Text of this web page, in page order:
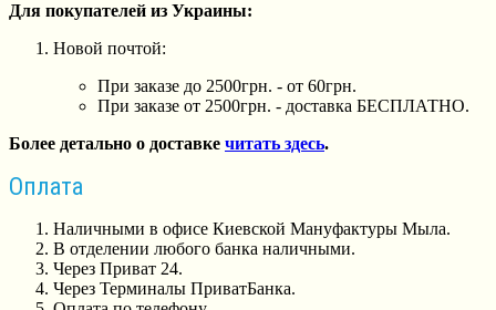
Для покупателей из Украины:
Новой почтой:
При заказе до 2500грн. - от 60грн.
При заказе от 2500грн. - доставка БЕСПЛАТНО.
Более детально о доставке читать здесь.
Оплата
Наличными в офисе Киевской Мануфактуры Мыла.
В отделении любого банка наличными.
Через Приват 24.
Через Терминалы ПриватБанка.